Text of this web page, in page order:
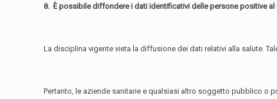
8. È possibile diffondere i dati identificativi delle persone positive
La disciplina vigente vieta la diffusione dei dati relativi alla salute.
Pertanto, le aziende sanitarie e qualsiasi altro soggetto pubblico o